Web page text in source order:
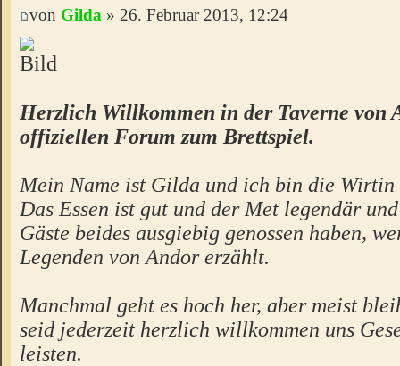
von Gilda » 26. Februar 2013, 12:24
Herzlich Willkommen in der Taverne von
offiziellen Forum zum Brettspiel.
Mein Name ist Gilda und ich bin die Wirtin
Das Essen ist gut und der Met legendär
Gäste beides ausgiebig genossen haben,
Legenden von Andor erzählt.
Manchmal geht es hoch her, aber meist
seid jederzeit herzlich willkommen uns
leisten.